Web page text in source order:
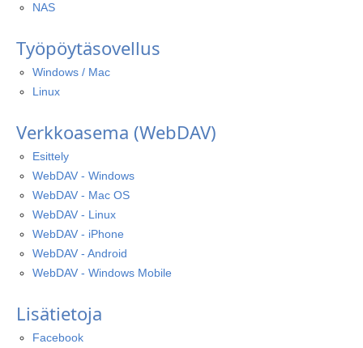
NAS
Työpöytäsovellus
Windows / Mac
Linux
Verkkoasema (WebDAV)
Esittely
WebDAV - Windows
WebDAV - Mac OS
WebDAV - Linux
WebDAV - iPhone
WebDAV - Android
WebDAV - Windows Mobile
Lisätietoja
Facebook